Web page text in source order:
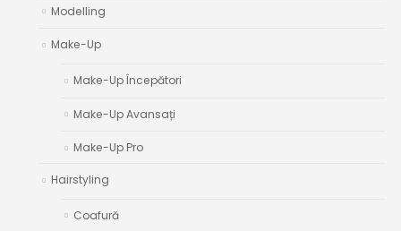
Modelling
Make-Up
Make-Up Începători
Make-Up Avansați
Make-Up Pro
Hairstyling
Coafură